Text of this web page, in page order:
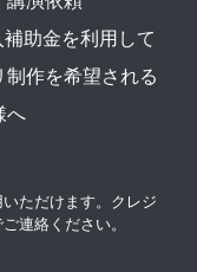
補助金を利用して
制作を希望される
へ
ただけます。クレジ
連絡ください。